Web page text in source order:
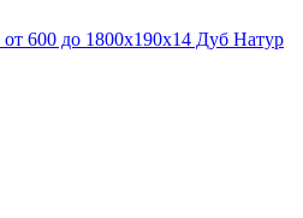
600 до 1800х190х14 Дуб Натур